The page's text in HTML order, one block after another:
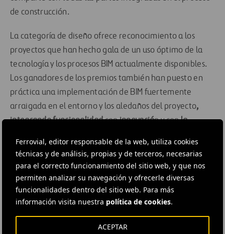
Ferrovial, editor responsable de la web, utiliza cookies
técnicas y de análisis, propias y de terceros, necesarias
para el correcto funcionamiento del sitio web, y que nos
permiten analizar su navegación y ofrecerle diversas
funcionalidades dentro del sitio web. Para más
información visita nuestra política de cookies.
ACEPTAR
de construcción.
La categoría de diseño ofrece reconocimiento a los
proyectos que han hecho gala de un uso óptimo de la
tecnología y los procesos BIM actualmente disponibles.
Los ganadores de los premios también han puesto en
práctica una implementación de BIM fuertemente
arraigada en el entorno y los aledaños del proyecto,
integrando funcionalidadconinnovación y conla
de usuario final mejorada.
Los premios Irish BIM Innovation Awards 2016 han
estudiado proyectos realizados en Irlanda y en todo el
mundo. Los premios se han centrado en los éxitos
logrados, a fin de destacar el importante avance
realizado por la industria de la construcción en la puesta